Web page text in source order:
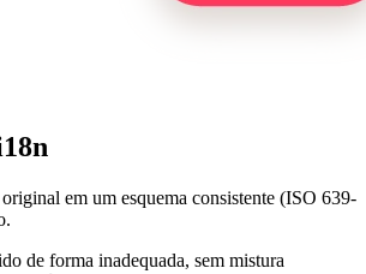
em um esquema consistente (ISO 639-
de forma inadequada, sem mistura